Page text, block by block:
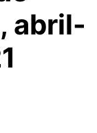
abril-